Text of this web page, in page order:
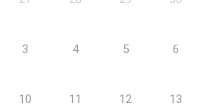
3 4 5 6
10 11 12 13